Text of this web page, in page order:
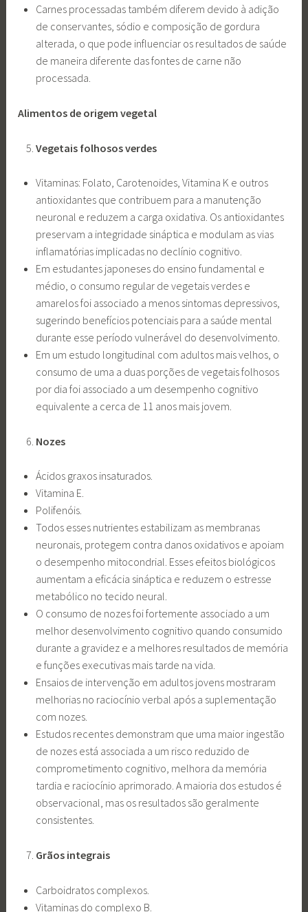
Carnes processadas também diferem devido à adição
de conservantes, sódio e composição de gordura
alterada, o que pode influenciar os resultados de saúde
de maneira diferente das fontes de carne não
processada.
Alimentos de origem vegetal
Vegetais folhosos verdes
Vitaminas: Folato, Carotenoides, Vitamina K e outros
antioxidantes que contribuem para a manutenção
neuronal e reduzem a carga oxidativa. Os antioxidantes
preservam a integridade sináptica e modulam as vias
inflamatórias implicadas no declínio cognitivo.
Em estudantes japoneses do ensino fundamental e
médio, o consumo regular de vegetais verdes e
amarelos foi associado a menos sintomas depressivos,
sugerindo benefícios potenciais para a saúde mental
durante esse período vulnerável do desenvolvimento.
Em um estudo longitudinal com adultos mais velhos, o
consumo de uma a duas porções de vegetais folhosos
por dia foi associado a um desempenho cognitivo
equivalente a cerca de 11 anos mais jovem.
Nozes
Ácidos graxos insaturados.
Vitamina E.
Polifenóis.
Todos esses nutrientes estabilizam as membranas
neuronais, protegem contra danos oxidativos e apoiam
o desempenho mitocondrial. Esses efeitos biológicos
aumentam a eficácia sináptica e reduzem o estresse
metabólico no tecido neural.
O consumo de nozes foi fortemente associado a um
melhor desenvolvimento cognitivo quando consumido
durante a gravidez e a melhores resultados de memória
e funções executivas mais tarde na vida.
Ensaios de intervenção em adultos jovens mostraram
melhorias no raciocínio verbal após a suplementação
com nozes.
Estudos recentes demonstram que uma maior ingestão
de nozes está associada a um risco reduzido de
comprometimento cognitivo, melhora da memória
tardia e raciocínio aprimorado. A maioria dos estudos é
observacional, mas os resultados são geralmente
consistentes.
Grãos integrais
Carboidratos complexos.
Vitaminas do complexo B.